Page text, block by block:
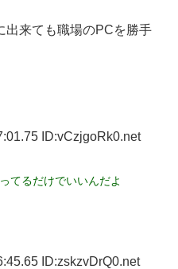
出来ても職場のPCを勝手
ID:vCzjgoRk0.net
てるだけでいいんだよ
ID:zskzvDrQ0.net